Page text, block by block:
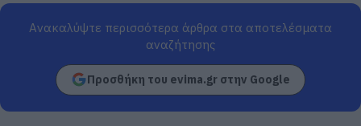
Ανακαλύψτε περισσότερα άρθρα στα αποτελέσματα
αναζήτησης
Προσθήκη του evima.gr στην Google